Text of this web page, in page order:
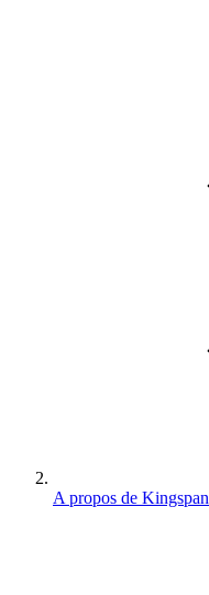
A propos de Kingspan